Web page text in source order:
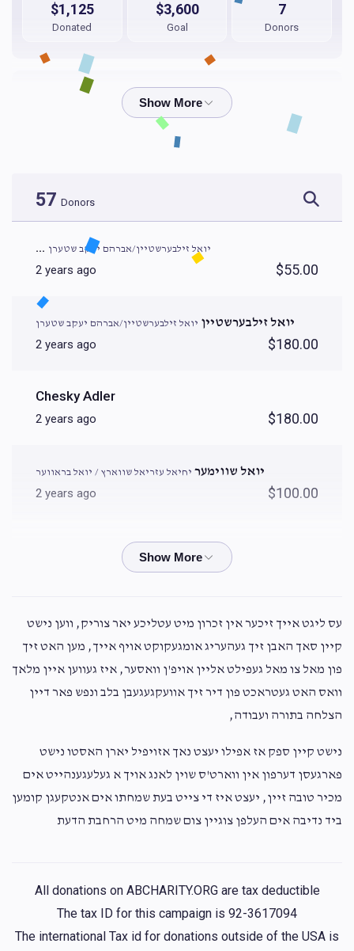
$1,125
Donated
$3,600
Goal
7
Donors
אברהם חיים גרין / חיים משה שווימער / אהרן יוסף בער
$3,600
אברהם שמואל פאזען / קלמן גרין
$686 5
אהרן ישראל מאטיאש / יעקב קרויס
$330
Donated Donors
יחיאל עזריאל שווארץ / יואל בראווער
Goal
אברהם שטערן / משולם פאזען
$150 $3,600 2
מרדכי האללענדער /  יצחק ווייס
$125
Donated
$3,600
Goal
2
Donors
$180 $3,600 1
57 Donors
... יואל זילבערשטיין/אברהם יעקב שטערן
2 years ago $55.00
יואל זילבערשטיין יואל זילבערשטיין/אברהם יעקב שטערן
2 years ago $180.00
Chesky Adler
2 years ago $180.00
יואל שווימער יחיאל עזריאל שווארץ / יואל בראווער
2 years ago $100.00
יואל זילבערשטיין/אברהם יעקב שטערן
Mendel Luria
2 years ago $18.00
Simen Piches Gros
$153.00
Anonymous
2 years ago $72.00
עס ליגט אייך זיכער אין זכרון מיט עטליכע יאר צוריק, ווען נישט
קיין סאך האבן זיך געהעריג אומגעקוקט אויף אייך, מען האט זיך
פון מאל צו מאל געפילט אליין אויפ'ן וואסער, איז געווען איין מלאך
וואס האט געטראכט פון דיר זיך אוועקגעגעבן בלב ונפש פאר דיין
הצלחה בתורה ועבודה,
נישט קיין ספק אז אפילו יעצט נאך אזויפיל יארן האסטו נישט
פארגעסן דערפון אין ווארט'ס שוין לאנג אויך א געלעגענהייט אים
מכיר טובה זיין, יעצט איז די צייט בעת שמחתו אים אנטקעגן קומען
ביד נדיבה אים העלפן צוגיין צום שמחה מיט הרחבת הדעת
All donations on ABCHARITY.ORG are tax deductible
The tax ID for this campaign is 92-3617094
The international Tax id for donations outside of the USA is